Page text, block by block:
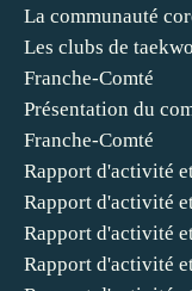
La communauté
Les clubs de
Franche-Comté
Présentation du
Franche-Comté
Rapport d'activité
Rapport d'activité
Rapport d'activité
Rapport d'activité